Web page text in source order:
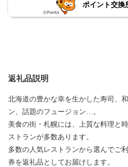
ポイント交換
返礼品説明
北海道の豊かな幸を生かした寿司、
ン、話題のフュージョン…。
美食の街・札幌には、上質な料理と
ストランが多数あります。
多数の人気レストランから選んでご
券を返礼品としてお届けします。